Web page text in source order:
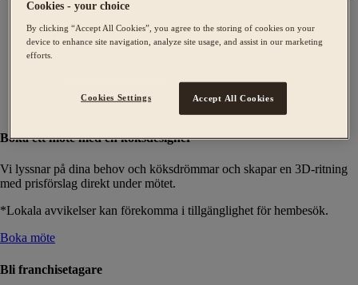
Vi hjälper dig att skapa ditt unika kök från design till montering.
Boka ett möte med en köksdesigner
Vi lyssnar på dina behov och köksdrömmar och skapar en 3D-ritning
med prisförslag direkt under mötet.
*Lokala avvikelser kan förekomma i tillgänglighet för hembesök.
Boka möte
Bli franchisetagare
Cookies - your choice
By clicking “Accept All Cookies”, you agree to the storing of cookies on your
device to enhance site navigation, analyze site usage, and assist in our marketing
efforts.
Cookies Settings Accept All Cookies